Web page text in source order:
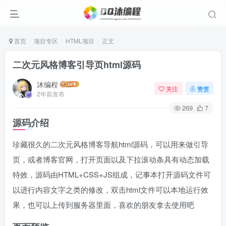
首页 项目专区 HTML项目 正文
二次元风格博客引导页html源码
沐编程
2年前发布
关注 赞赏
269 7
源码介绍
珍藏很久的二次元风格博客导航html源码，可以用来做引导
页，或者博客官网，打开页面以及下拉滚动条具有动态加载
特效，源码由HTML+CSS+JS组成，记事本打开源码文件可
以进行内容文字之类的修改，双击html文件可以本地运行效
果，也可以上传到服务器里面，喜欢的朋友拿去使用吧